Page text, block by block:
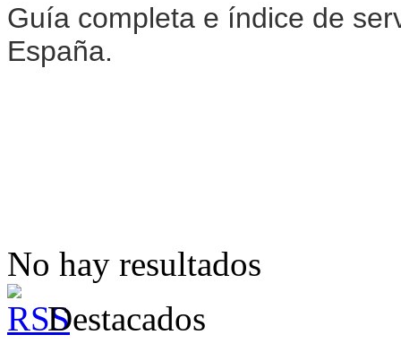
Guía completa e índice de
España.
No hay resultados
Destacados